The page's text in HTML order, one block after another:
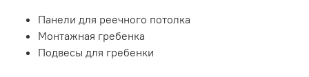
Панели для реечного потолка
Монтажная гребенка
Подвесы для гребенки